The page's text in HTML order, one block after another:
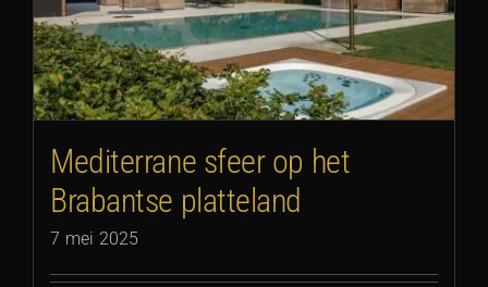
Mediterrane sfeer op het
Brabantse platteland
7 mei 2025